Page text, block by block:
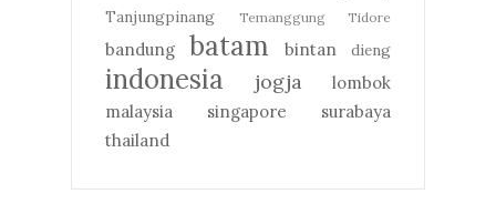
Tanjungpinang
Temanggung Tidore
bandung batam bintan dieng
indonesia jogja
lombok
malaysia
singapore
surabaya
thailand